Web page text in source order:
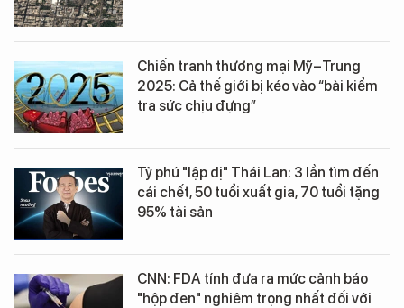
Chiến tranh thương mại Mỹ–Trung
2025: Cả thế giới bị kéo vào “bài kiểm
tra sức chịu đựng”
Tỷ phú "lập dị" Thái Lan: 3 lần tìm đến
cái chết, 50 tuổi xuất gia, 70 tuổi tặng
95% tài sản
CNN: FDA tính đưa ra mức cảnh báo
"hộp đen" nghiêm trọng nhất đối với